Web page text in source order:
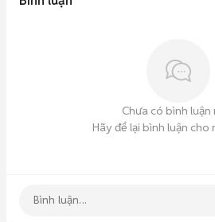
Chưa có bình luận
Hãy để lại bình luận cho